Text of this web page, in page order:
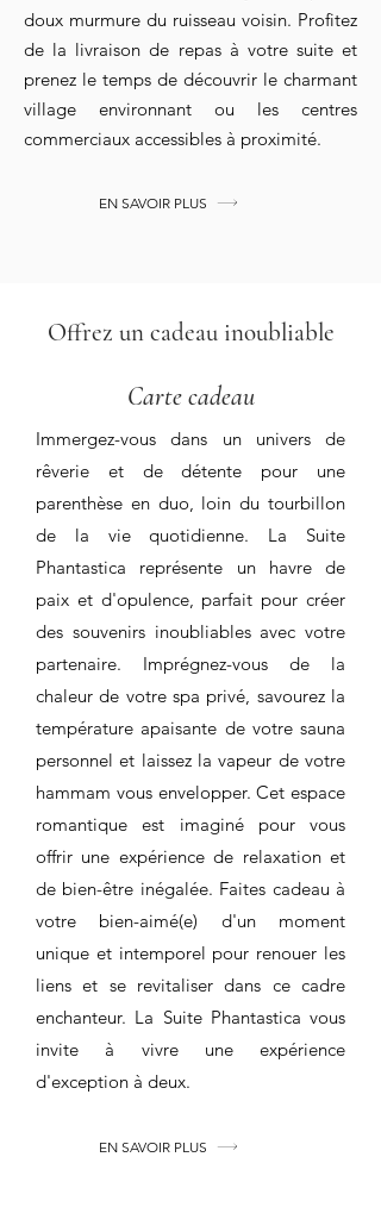
doux murmure du ruisseau voisin. Profitez
de la livraison de repas à votre suite et
prenez le temps de découvrir le charmant
village environnant ou les centres
commerciaux accessibles à proximité.
EN SAVOIR PLUS
Offrez un cadeau inoubliable
Carte cadeau
Immergez-vous dans un univers de
rêverie et de détente pour une
parenthèse en duo, loin du tourbillon
de la vie quotidienne. La Suite
Phantastica représente un havre de
paix et d'opulence, parfait pour créer
des souvenirs inoubliables avec votre
partenaire. Imprégnez-vous de la
chaleur de votre spa privé, savourez la
température apaisante de votre sauna
personnel et laissez la vapeur de votre
hammam vous envelopper. Cet espace
romantique est imaginé pour vous
offrir une expérience de relaxation et
de bien-être inégalée. Faites cadeau à
votre bien-aimé(e) d'un moment
unique et intemporel pour renouer les
liens et se revitaliser dans ce cadre
enchanteur. La Suite Phantastica vous
invite à vivre une expérience
d'exception à deux.
EN SAVOIR PLUS